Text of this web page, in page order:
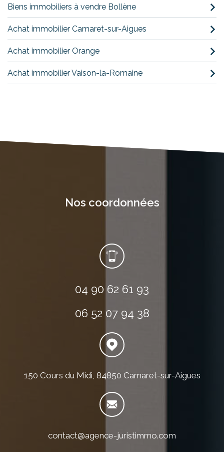
Biens immobiliers à vendre Bollène
Achat immobilier Camaret-sur-Aigues
Achat immobilier Orange
Achat immobilier Vaison-la-Romaine
nos coordonnées
04 90 62 61 93
06 52 07 94 38
150 Cours du Midi, 84850 Camaret-sur-Aigues
contact@agence-juristimmo.com